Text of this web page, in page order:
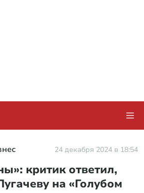
24 декабря 2024 в 18:54
критик ответил,
на «Голубом